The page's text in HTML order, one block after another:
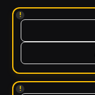
!
!